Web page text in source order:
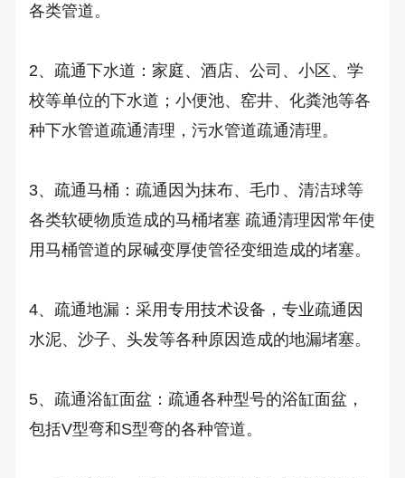
各类管道。
2、疏通下水道：家庭、酒店、公司、小区、学
校等单位的下水道；小便池、窑井、化粪池等各
种下水管道疏通清理，污水管道疏通清理。
3、疏通马桶：疏通因为抹布、毛巾、清洁球等
各类软硬物质造成的马桶堵塞 疏通清理因常年使
用马桶管道的尿碱变厚使管径变细造成的堵塞。
4、疏通地漏：采用专用技术设备，专业疏通因
水泥、沙子、头发等各种原因造成的地漏堵塞。
5、疏通浴缸面盆：疏通各种型号的浴缸面盆，
包括V型弯和S型弯的各种管道。